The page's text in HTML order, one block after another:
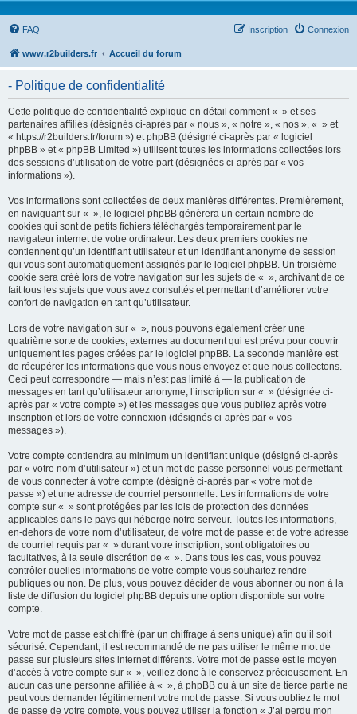
FAQ Connexion
Inscription
www.r2builders.fr Accueil du forum
- Politique de confidentialité
Cette politique de confidentialité explique en détail comment « » et ses
partenaires affiliés (désignés ci-après par « nous », « notre », « nos », « » et
« https://r2builders.fr/forum ») et phpBB (désigné ci-après par « logiciel
phpBB » et « phpBB Limited ») utilisent toutes les informations collectées lors
des sessions d’utilisation de votre part (désignées ci-après par « vos
informations »).
Vos informations sont collectées de deux manières différentes. Premièrement,
en naviguant sur « », le logiciel phpBB génèrera un certain nombre de
cookies qui sont de petits fichiers téléchargés temporairement par le
navigateur internet de votre ordinateur. Les deux premiers cookies ne
contiennent qu’un identifiant utilisateur et un identifiant anonyme de session
qui vous sont automatiquement assignés par le logiciel phpBB. Un troisième
cookie sera créé lors de votre navigation sur les sujets de « », archivant de ce
fait tous les sujets que vous avez consultés et permettant d’améliorer votre
confort de navigation en tant qu’utilisateur.
Lors de votre navigation sur « », nous pouvons également créer une
quatrième sorte de cookies, externes au document qui est prévu pour couvrir
uniquement les pages créées par le logiciel phpBB. La seconde manière est
de récupérer les informations que vous nous envoyez et que nous collectons.
Ceci peut correspondre — mais n’est pas limité à — la publication de
messages en tant qu’utilisateur anonyme, l’inscription sur « » (désignée ci-
après par « votre compte ») et les messages que vous publiez après votre
inscription et lors de votre connexion (désignés ci-après par « vos
messages »).
Votre compte contiendra au minimum un identifiant unique (désigné ci-après
par « votre nom d’utilisateur ») et un mot de passe personnel vous permettant
de vous connecter à votre compte (désigné ci-après par « votre mot de
passe ») et une adresse de courriel personnelle. Les informations de votre
compte sur « » sont protégées par les lois de protection des données
applicables dans le pays qui héberge notre serveur. Toutes les informations,
en-dehors de votre nom d’utilisateur, de votre mot de passe et de votre adresse
de courriel requis par « » durant votre inscription, sont obligatoires ou
facultatives, à la seule discrétion de « ». Dans tous les cas, vous pouvez
contrôler quelles informations de votre compte vous souhaitez rendre
publiques ou non. De plus, vous pouvez décider de vous abonner ou non à la
liste de diffusion du logiciel phpBB depuis une option disponible sur votre
compte.
Votre mot de passe est chiffré (par un chiffrage à sens unique) afin qu’il soit
sécurisé. Cependant, il est recommandé de ne pas utiliser le même mot de
passe sur plusieurs sites internet différents. Votre mot de passe est le moyen
d’accès à votre compte sur « », veillez donc à le conservez précieusement. En
aucun cas une personne affiliée à « », à phpBB ou à un site de tierce partie ne
peut vous demander légitimement votre mot de passe. Si vous oubliez le mot
de passe de votre compte, vous pouvez utiliser la fonction « J’ai perdu mon